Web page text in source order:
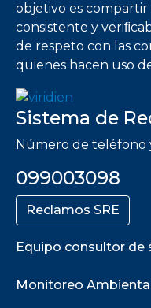
objetivo es compartir
consistente y
de respeto con las
quienes hacen uso
Sistema de
Número de teléfono
099003098
Reclamos SRE
Equipo consultor de
Monitoreo